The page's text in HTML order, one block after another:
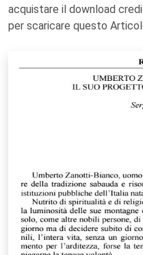
acquistare il download
per scaricare questo